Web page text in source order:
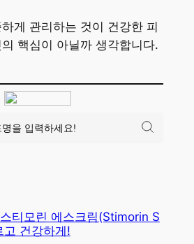
게 관리하는 것이 건강한 피
핵심이 아닐까 생각합니다.
티모린 에스크림(Stimorin S
건강하게!